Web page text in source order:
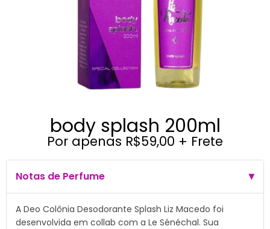
body splash 200ml
Por apenas R$59,00 + Frete
Notas de Perfume
A Deo Colônia Desodorante Splash Liz Macedo foi
desenvolvida em collab com a Le Sénéchal. Sua